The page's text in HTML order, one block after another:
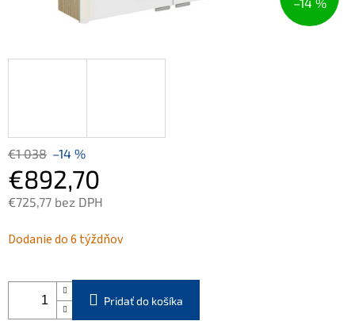
€1 038 –14 %
€892,70
€725,77 bez DPH
cena:
Dodanie do 6 týždňov
Pridať do košíka